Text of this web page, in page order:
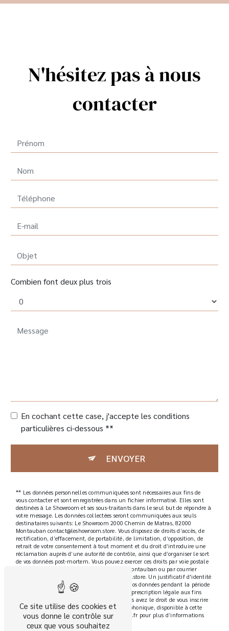
N'hésitez pas à nous
contacter
Combien font deux plus trois
En cochant cette case, j'accepte les conditions
particulières ci-dessous **
ENVOYER
** Les données personnelles communiquées sont nécessaires aux fins de
vous contacter et sont enregistrées dans un fichier informatisé. Elles sont
destinées à Le Showroom et ses sous-traitants dans le seul but de répondre à
votre message. Les données collectées seront communiquées aux seuls
destinataires suivants: Le Showroom 2000 Chemin de Matras, 82000
Montauban contact@leshowroom.store. Vous disposez de droits d’accès, de
rectification, d’effacement, de portabilité, de limitation, d’opposition, de
retrait de votre consentement à tout moment et du droit d’introduire une
réclamation auprès d’une autorité de contrôle, ainsi que d’organiser le sort
de vos données post-mortem. Vous pouvez exercer ces droits par voie postale
à l'adresse 2000 Chemin de Matras, 82000 Montauban ou par courrier
électronique à l'adresse contact@leshowroom.store. Un justificatif d'identité
pourra vous être demandé. Nous conservons vos données pendant la période
de prise de contact puis pendant la durée de prescription légale aux fins
probatoires et de gestion des contentieux. Vous avez le droit de vous inscrire
sur la liste d'opposition au démarchage téléphonique, disponible à cette
adresse:Bloctel.gouv.fr. Consultez le site cnil.fr pour plus d’informations
sur vos droits.
Ce site utilise des cookies et
vous donne le contrôle sur
ceux que vous souhaitez